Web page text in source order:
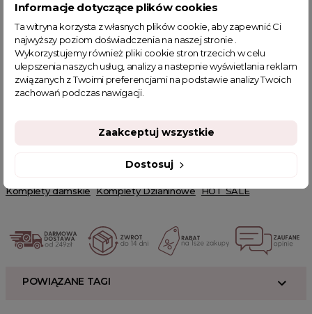
z szeroką nogawką, które optycznie wydłużają nogi, oraz
eleganckiej bluzy z dekoltem w serek, która doda każdej stylizacji
szczypty elegancji. Spodnie posiadają elastyczną gumkę w pasie
z możliwością regulacji wiązaniem, co pozwala na idealne
dopasowanie do figury, a także praktyczne kieszenie. Rozcięcia
na bokach bluzy dodają całości lekkości i nowoczesnego
charakteru. Ten czarny komplet jest doskonały na każdą okazję,
od biznesowych spotkań, przez casualowe wyjścia, aż po
Powiązane kategorie:
Zobacz wszystkie produkty Clamodi
Komplety damskie Komplety Dzianinowe HOT SALE
POWIĄZANE TAGI
Informacje dotyczące plików cookies
Ta witryna korzysta z własnych plików cookie, aby zapewnić Ci
najwyższy poziom doświadczenia na naszej stronie .
Wykorzystujemy również pliki cookie stron trzecich w celu
ulepszenia naszych usług, analizy a nastepnie wyświetlania reklam
związanych z Twoimi preferencjami na podstawie analizy Twoich
zachowań podczas nawigacji.
Dostosuj
Zaakceptuj wszystkie